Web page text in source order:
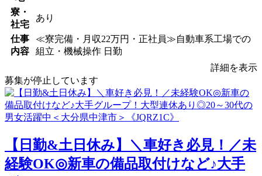
寮・
社宅
あり
仕事
内容
≪寮完備・月収22万円・正社員≫自動車系工場での
組立・機械操作 日勤
詳細を表示
募集が停止しています
【日勤&土日休み】＼車好き必見！／未
経験OK◎新車の備品取付けなど♪大手